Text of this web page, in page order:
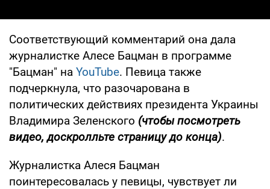
Соответствующий комментарий она дала
журналистке Алесе Бацман в программе
"Бацман" на YouTube. Певица также
подчеркнула, что разочарована в
политических действиях президента Украины
Владимира Зеленского (чтобы посмотреть
видео, доскролльте страницу до конца).
Журналистка Алеся Бацман
поинтересовалась у певицы, чувствует ли